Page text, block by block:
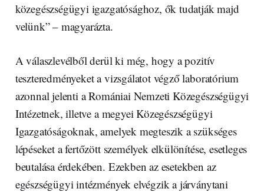
közegészségügyi igazgatósághoz, ők tudatják majd
velünk” – magyarázta.
A válaszlevélből derül ki még, hogy a pozitív
teszteredményeket a vizsgálatot végző laboratórium
azonnal jelenti a Romániai Nemzeti Közegészségügyi
Intézetnek, illetve a megyei Közegészségügyi
Igazgatóságoknak, amelyek megteszik a szükséges
lépéseket a fertőzött személyek elkülönítése, esetleges
beutalása érdekében. Ezekben az esetekben az
egészségügyi intézmények elvégzik a járványtani